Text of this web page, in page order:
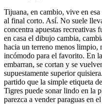
Tijuana, en cambio, vive en
al final corto. Así. No suele
concentra apuestas recreativas
en casa el dibujo cambia,
hacia un terreno menos limpio,
incómodo para el favorito. En
embarran, se cortan y se
supuestamente superior
partido que la simple etiqueta
Tigres puede sonar lindo en la
parezca a vender paraguas en